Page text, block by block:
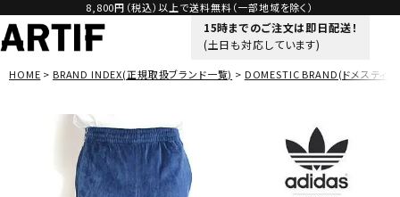
8,800円（税込）以上で送料無料（一部地域を除く）
15時までのご注文は即日配送！
(土日も対応しています)
HOME BRAND INDEX(正規取扱ブランド一覧) DOMESTIC BRAND(ドメスティッ